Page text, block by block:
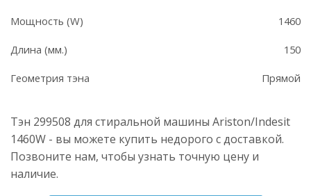
Мощность (W) 1460
Длина (мм.) 150
Геометрия тэна Прямой
Тэн 299508 для стиральной машины Ariston/Indesit
1460W - вы можете купить недорого с доставкой.
Позвоните нам, чтобы узнать точную цену и
наличие.